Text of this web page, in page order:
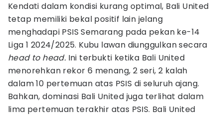
Kendati dalam kondisi kurang optimal, Bali United
tetap memiliki bekal positif lain jelang
menghadapi PSIS Semarang pada pekan ke-14
Liga 1 2024/2025. Kubu lawan diunggulkan secara
head to head. Ini terbukti ketika Bali United
menorehkan rekor 6 menang, 2 seri, 2 kalah
dalam 10 pertemuan atas PSIS di seluruh ajang.
Bahkan, dominasi Bali United juga terlihat dalam
lima pertemuan terakhir atas PSIS. Bali United